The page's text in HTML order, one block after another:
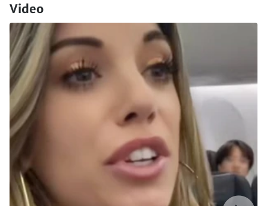
Video